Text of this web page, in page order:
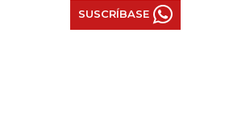
SUSCRÍBASE